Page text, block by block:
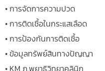
• การจัดการความปวด
• การติดเชื้อในกระแสเลือด
• การป้องกันการติดเชื้อ
• ข้อมูลทรัพย์สินทางปัญญา
• KM ภ.พยาธิวิทยาคลินิก